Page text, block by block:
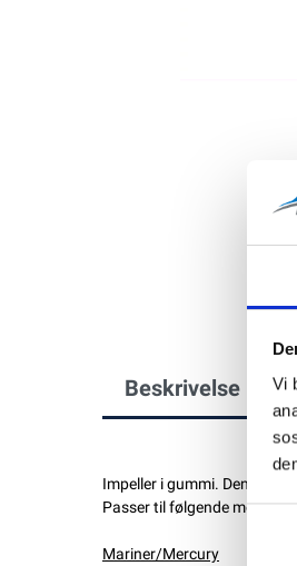
Vi
Beskrivelse
Impeller i gummi. Den
Passer til følgende motorer:
Mariner/Mercury